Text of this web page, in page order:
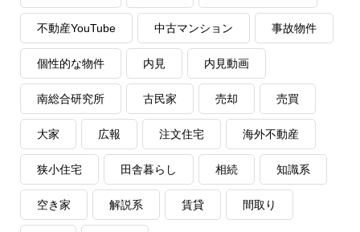
不動産YouTube 中古マンション 事故物件
個性的な物件 内見 内見動画
南総合研究所 古民家 売却 売買
大家 広報 注文住宅 海外不動産
狭小住宅 田舎暮らし 相続 知識系
空き家 解説系 賃貸 間取り